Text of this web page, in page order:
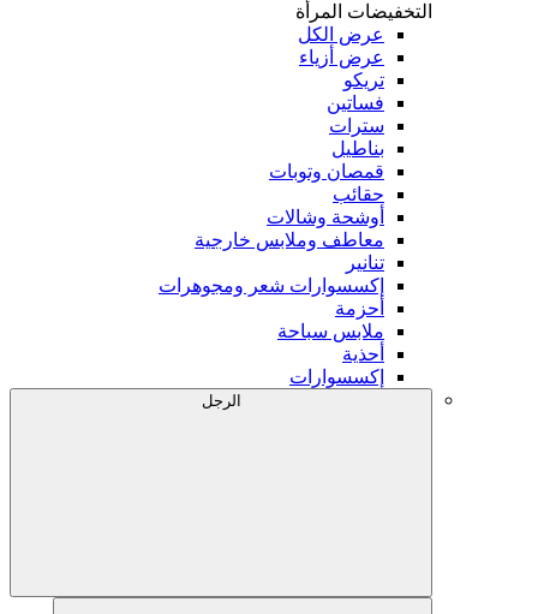
التخفيضات المرأة
عرض الكل
عرض أزياء
تريكو
فساتين
سترات
بناطيل
قمصان وتوبات
حقائب
أوشحة وشالات
معاطف وملابس خارجية
تنانير
إكسسوارات شعر ومجوهرات
أحزمة
ملابس سباحة
أحذية
إكسسوارات
الرجل